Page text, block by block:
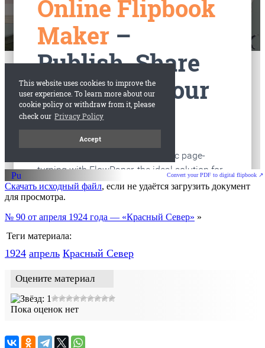
старые газеты
Convert your PDF to digital flipbook ↗
Скачать исходный файл, если не удаётся загрузить документ
для просмотра.
№ 90 от апреля 1924 года — «Красный Север» »
Теги материала:
1924 апрель Красный Cевер
Оцените материал
Пока оценок нет